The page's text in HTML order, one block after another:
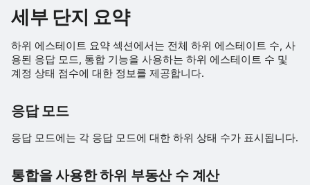
감지
사례
에스컬레이션
활성 위협
위협 관련 탐지 건수 기준 상
세부 단지 요약
하위 에스테이트 요약 섹션에서는 전체 하위 에스테이트 수, 사
용된 응답 모드, 통합 기능을 사용하는 하위 에스테이트 수 및
계정 상태 점수에 대한 정보를 제공합니다.
응답 모드
응답 모드에는 각 응답 모드에 대한 하위 상태 수가 표시됩니다.
통합을 사용한 하위 부동산 수 계산